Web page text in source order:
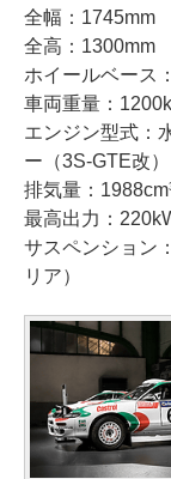
全幅：1745mm
全高：1300mm
ホイールベース
車両重量：
エンジン型式：
ー（3S-GTE改）
排気量：1988cm
最高出力：
サスペンション
リア）